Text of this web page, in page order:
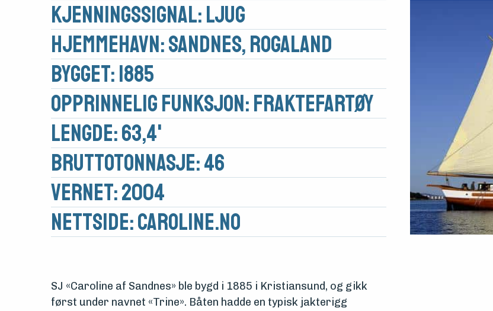
Medlemsfartøy
Søk
midler
Vern,
vedlikehold
drift
Kjennings­signal: LJUG
Hjemmehavn: Sandnes, Rogaland
Bygget: 1885
Opprinnelig funksjon: Fraktefartøy
Lengde: 63,4'
Brutto­tonnasje: 46
Vernet: 2004
Nettside:caroline.no
SJ «Caroline af Sandnes» ble bygd i 1885 i Kristiansund, og gikk
først under navnet «Trine». Båten hadde en typisk jakterigg